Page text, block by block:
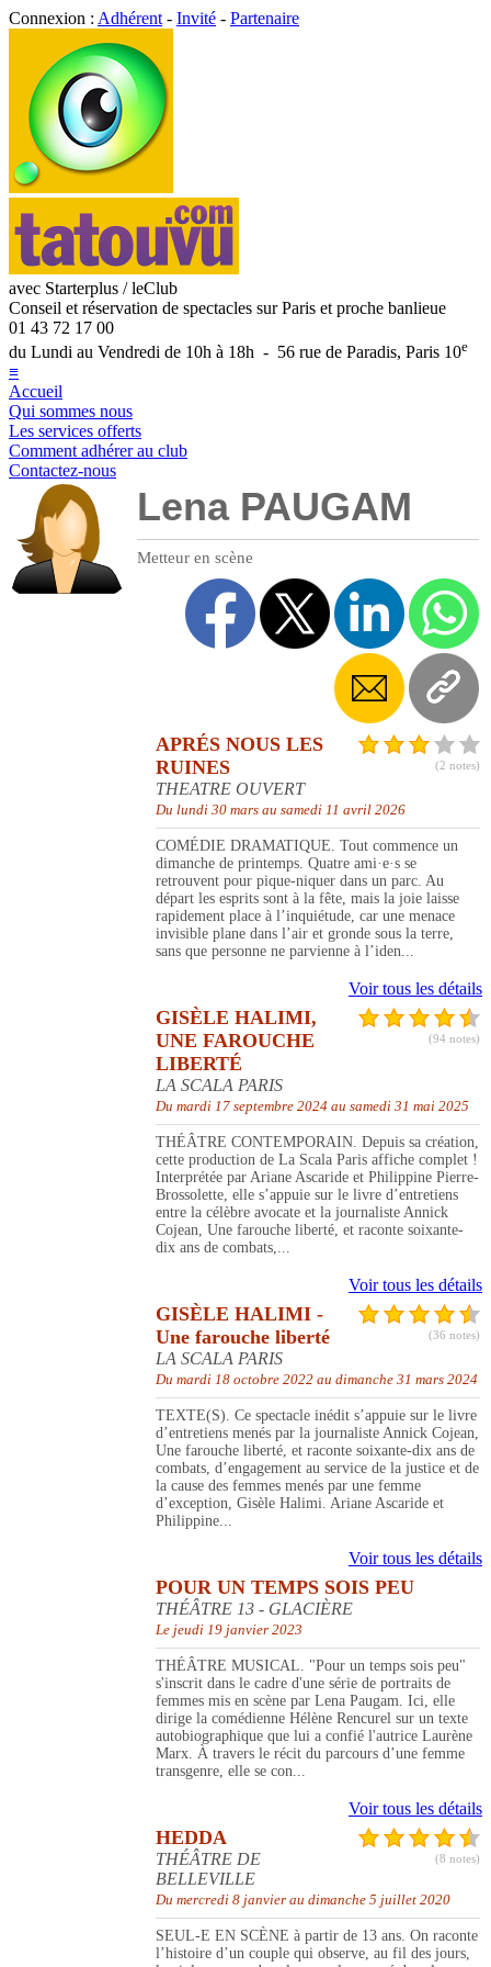
Connexion : Adhérent - Invité - Partenaire
avec Starterplus / leClub
Conseil et réservation de spectacles sur Paris et proche banlieue
01 43 72 17 00
du Lundi au Vendredi de 10h à 18h - 56 rue de Paradis, Paris 10e
≡
Accueil
Qui sommes nous
Les services offerts
Comment adhérer au club
Contactez-nous
Lena PAUGAM
Metteur en scène
(2 notes)
APRÉS NOUS LES
RUINES
THEATRE OUVERT
Du lundi 30 mars au samedi 11 avril 2026
COMÉDIE DRAMATIQUE. Tout commence un
dimanche de printemps. Quatre ami·e·s se
retrouvent pour pique-niquer dans un parc. Au
départ les esprits sont à la fête, mais la joie laisse
rapidement place à l’inquiétude, car une menace
invisible plane dans l’air et gronde sous la terre,
sans que personne ne parvienne à l’iden...
Voir tous les détails
(94 notes)
GISÈLE HALIMI,
UNE FAROUCHE
LIBERTÉ
LA SCALA PARIS
Du mardi 17 septembre 2024 au samedi 31 mai 2025
THÉÂTRE CONTEMPORAIN. Depuis sa création,
cette production de La Scala Paris affiche complet !
Interprétée par Ariane Ascaride et Philippine Pierre-
Brossolette, elle s’appuie sur le livre d’entretiens
entre la célèbre avocate et la journaliste Annick
Cojean, Une farouche liberté, et raconte soixante-
dix ans de combats,...
Voir tous les détails
(36 notes)
GISÈLE HALIMI -
Une farouche liberté
LA SCALA PARIS
Du mardi 18 octobre 2022 au dimanche 31 mars 2024
TEXTE(S). Ce spectacle inédit s’appuie sur le livre
d’entretiens menés par la journaliste Annick Cojean,
Une farouche liberté, et raconte soixante-dix ans de
combats, d’engagement au service de la justice et de
la cause des femmes menés par une femme
d’exception, Gisèle Halimi. Ariane Ascaride et
Philippine...
Voir tous les détails
POUR UN TEMPS SOIS PEU
THÉÂTRE 13 - GLACIÈRE
Le jeudi 19 janvier 2023
THÉÂTRE MUSICAL. "Pour un temps sois peu"
s'inscrit dans le cadre d'une série de portraits de
femmes mis en scène par Lena Paugam. Ici, elle
dirige la comédienne Hélène Rencurel sur un texte
autobiographique que lui a confié l'autrice Laurène
Marx. À travers le récit du parcours d’une femme
transgenre, elle se con...
Voir tous les détails
(8 notes)
HEDDA
THÉÂTRE DE
BELLEVILLE
Du mercredi 8 janvier au dimanche 5 juillet 2020
SEUL-E EN SCÈNE à partir de 13 ans. On raconte
l’histoire d’un couple qui observe, au fil des jours,